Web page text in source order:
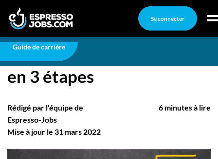
Se connecter
Connexion
Créez un compte
Recherchez un emploi
Compagnies
Ma boîte à outils
Guide de carrière
Carrière Établir son plan de carrière en 3 étapes
Établir son plan de carrière
en 3 étapes
Rédigé par l'équipe de
Espresso-Jobs
Mise à jour le 31 mars 2022
6 minutes à lire